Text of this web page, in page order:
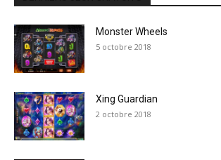
Monster Wheels
5 octobre 2018
Xing Guardian
2 octobre 2018